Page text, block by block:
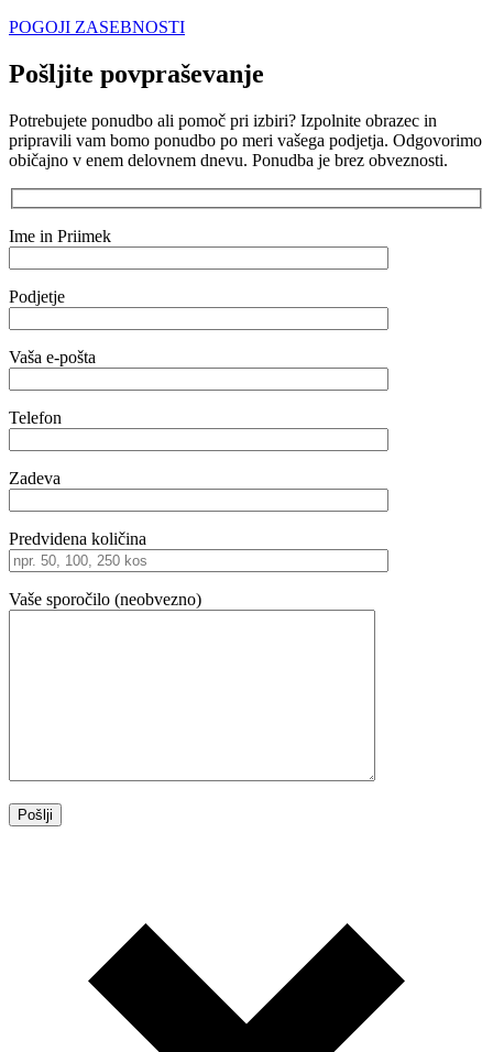
POGOJI ZASEBNOSTI
Pošljite povpraševanje
Potrebujete ponudbo ali pomoč pri izbiri? Izpolnite obrazec in
pripravili vam bomo ponudbo po meri vašega podjetja. Odgovorimo
običajno v enem delovnem dnevu. Ponudba je brez obveznosti.
Ime in Priimek
Podjetje
Vaša e-pošta
Telefon
Zadeva
Predvidena količina
Vaše sporočilo (neobvezno)